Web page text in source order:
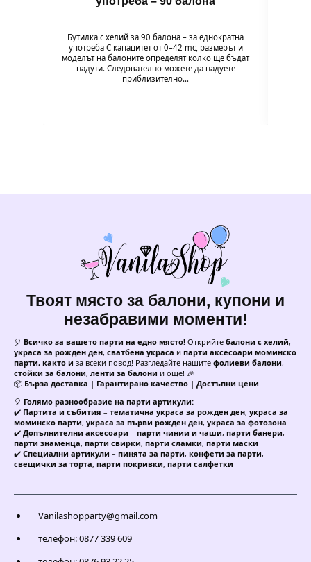
Бутилка с хелий за 90 балона – за еднократна
употреба С капацитет от 0–42 mc, размерът и
моделът на балоните определят колко ще бъдат
надути. Следователно можете да надуете
приблизително…
Твоят място за балони, купони и
незабравими моменти!
🎈 Всичко за вашето парти на едно място! Открийте балони с хелий,
украса за рожден ден, сватбена украса и парти аксесоари моминско
парти, както и за всеки повод! Разгледайте нашите фолиеви балони,
стойки за балони, ленти за балони и още! 🎉
📦 Бърза доставка | Гарантирано качество | Достъпни цени
🎈 Голямо разнообразие на парти артикули:
✔️ Партита и събития – тематична украса за рожден ден, украса за
моминско парти, украса за първи рожден ден, украса за фотозона
✔️ Допълнителни аксесоари – парти чинии и чаши, парти банери,
парти знаменца, парти свирки, парти сламки, парти маски
✔️ Специални артикули – пинята за парти, конфети за парти,
свещички за торта, парти покривки, парти салфетки
Vanilashopparty@gmail.com
телефон: 0877 339 609